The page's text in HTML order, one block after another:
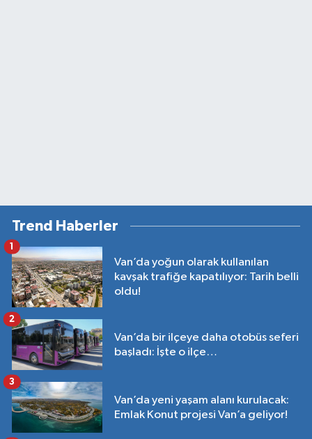
Trend Haberler
Van’da yoğun olarak kullanılan
kavşak trafiğe kapatılıyor: Tarih belli
oldu!
1
Van’da bir ilçeye daha otobüs seferi
başladı: İşte o ilçe…
2
Van’da yeni yaşam alanı kurulacak:
Emlak Konut projesi Van’a geliyor!
3